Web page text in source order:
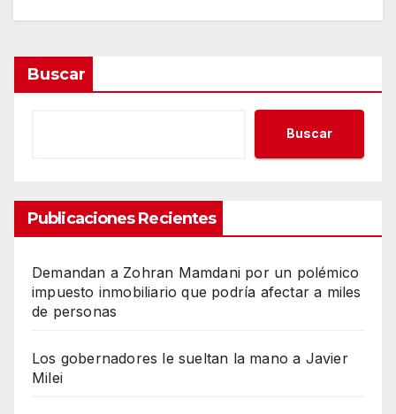
Buscar
Buscar
Publicaciones Recientes
Demandan a Zohran Mamdani por un polémico
impuesto inmobiliario que podría afectar a miles
de personas
Los gobernadores le sueltan la mano a Javier
Milei